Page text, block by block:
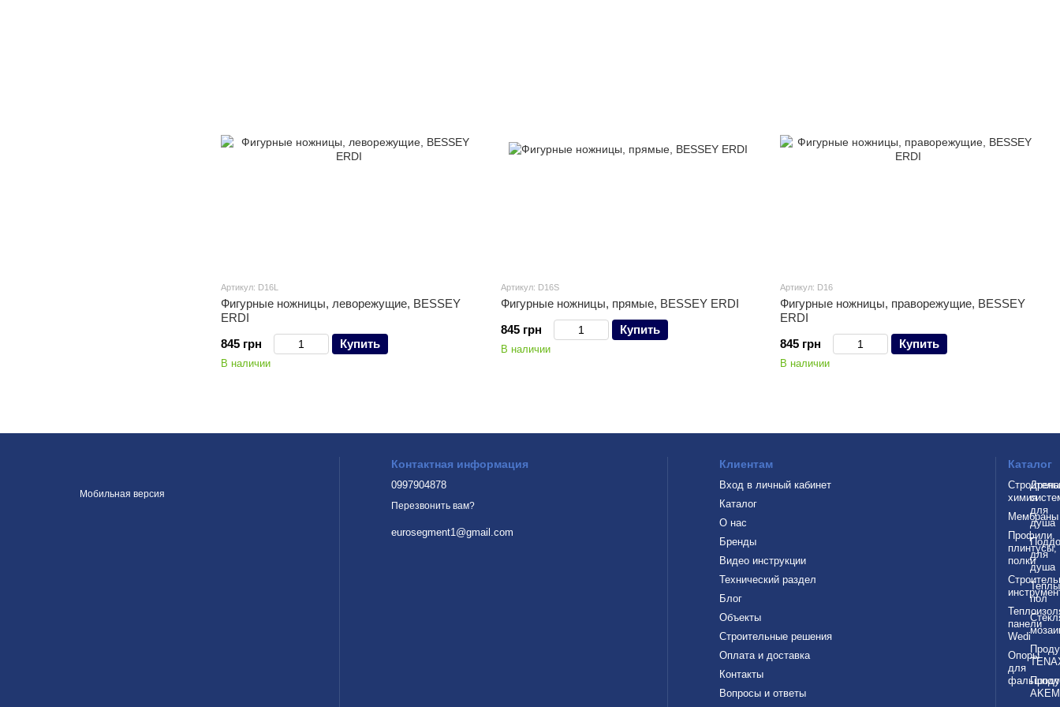
Артикул: D16L
Фигурные ножницы, леворежущие, BESSEY
ERDI
845 грн
Купить
В наличии
Артикул: D16S
Фигурные ножницы, прямые, BESSEY ERDI
845 грн
Купить
В наличии
Артикул: D16
Фигурные ножницы, праворежущие, BESSEY
ERDI
845 грн
Купить
В наличии
Мобильная версия
Контактная информация
0997904878
Перезвонить вам?
eurosegment1@gmail.com
Клиентам
Вход в личный кабинет
Каталог
О нас
Бренды
Видео инструкции
Технический раздел
Блог
Объекты
Строительные решения
Оплата и доставка
Контакты
Вопросы и ответы
Каталог
химия
Мембраны
Профили,
плинтусы,
полки
панели
Wedi
Опоры
для
для
душа
для
душа
пол